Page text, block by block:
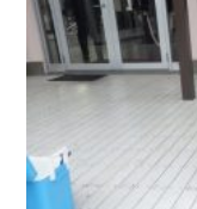
Recruit